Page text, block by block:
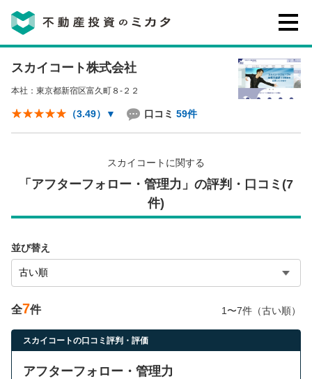
不動産投資のミカタとは
講座・セミナー
不動産投資会社の評判・口コミ
ご質問・ご予約 電話する
スカイコート株式会社
本社：東京都新宿区富久町８-２２
（3.49） ▼ 口コミ 59件
スカイコートに関する
「アフターフォロー・管理力」の評判・口コミ(7
件)
並び替え
全7件 1〜7件（古い順）
スカイコートの口コミ評判・評価
アフターフォロー・管理力